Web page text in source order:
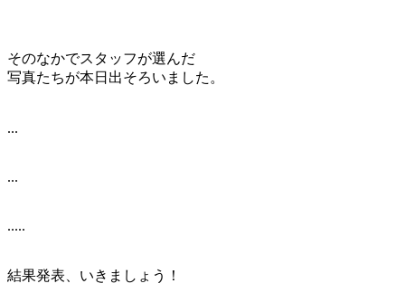
そのなかでスタッフが選んだ
写真たちが本日出そろいました。
...
...
.....
結果発表、いきましょう！